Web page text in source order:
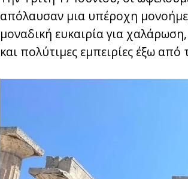
απόλαυσαν μια υπέροχη
μοναδική ευκαιρία για
και πολύτιμες εμπειρίες έξω